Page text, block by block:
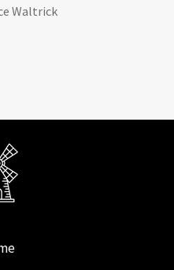
Waltrick